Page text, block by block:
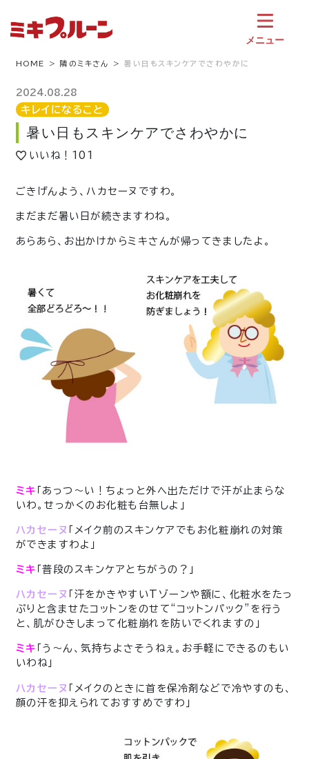
メニュー
HOME 隣のミキさん 暑い日もスキンケアでさわやかに
2024.08.28
キレイになること
暑い日もスキンケアでさわやかに
いいね！ 101
ごきげんよう、ハカセーヌですわ。
まだまだ暑い日が続きますわね。
あらあら、お出かけからミキさんが帰ってきましたよ。
ミキ 「あっつ〜い！ちょっと外へ出ただけで汗が止まらな
いわ。せっかくのお化粧も台無しよ」
ハカセーヌ
「メイク前のスキンケアでもお化粧崩れの対策
ができますわよ」
ミキ 「普段のスキンケアとちがうの？」
ハカセーヌ 「汗をかきやすいTゾーンや額に、化粧水をたっ
ぷりと含ませたコットンをのせて“コットンパック”を行う
と、肌がひきしまって化粧崩れを防いでくれますの」
ミキ 「う〜ん、気持ちよさそうねぇ。お手軽にできるのもい
いわね」
ハカセーヌ 「メイクのときに首を保冷剤などで冷やすのも、
顔の汗を抑えられておすすめですわ」